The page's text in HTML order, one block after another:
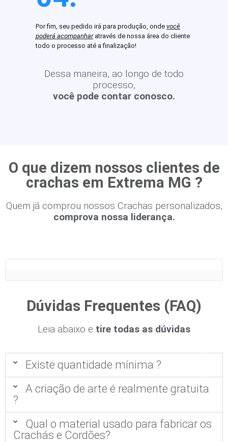
Por fim, seu pedido irá para produção, onde você
poderá acompanharatravés de nossa área do cliente
todo o processo até a finalização!
Dessa maneira, ao longo de todo
processo,
você pode contar conosco.
O que dizem nossos clientes de
crachas em Extrema MG ?
Quem já comprou nossos Crachas personalizados,
comprova nossa liderança.
Dúvidas Frequentes (FAQ)
Leia abaixo e tire todas as dúvidas
Existe quantidade mínima ?
A criação de arte é realmente gratuita
?
Qual o material usado para fabricar os
Crachás e Cordões?